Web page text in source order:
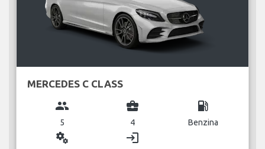
MERCEDES C CLASS
group
5
business_center
4
local_gas_station
Benzina
miscellaneous_services login